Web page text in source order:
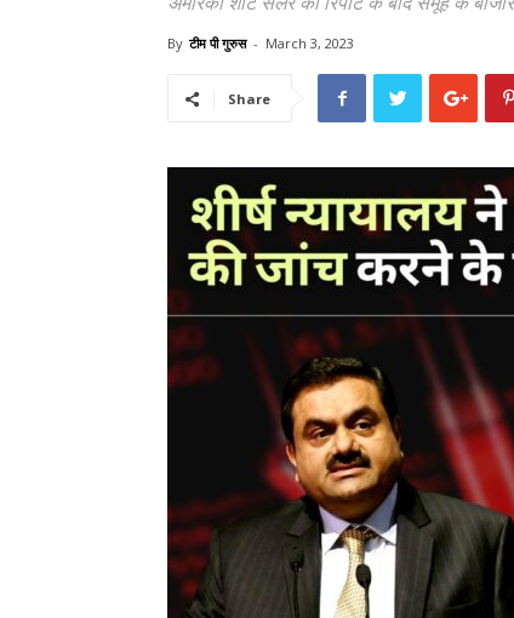
By टीम पी गुरुस - March 3, 2023
Share